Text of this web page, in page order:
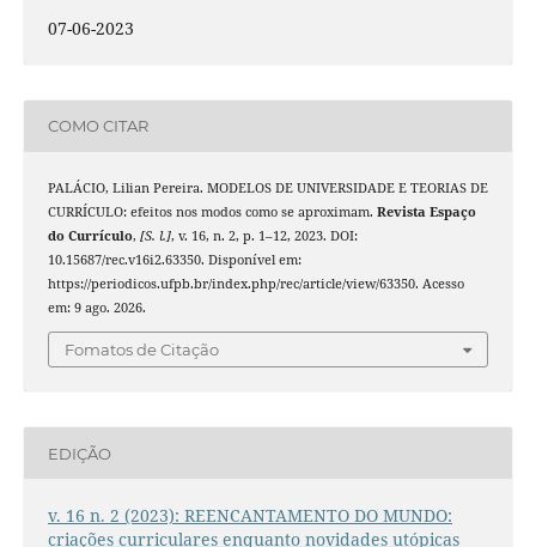
07-06-2023
COMO CITAR
PALÁCIO, Lilian Pereira. MODELOS DE UNIVERSIDADE E TEORIAS DE
CURRÍCULO: efeitos nos modos como se aproximam. Revista Espaço
do Currículo, [S. l.], v. 16, n. 2, p. 1–12, 2023. DOI:
10.15687/rec.v16i2.63350. Disponível em:
https://periodicos.ufpb.br/index.php/rec/article/view/63350. Acesso
em: 9 ago. 2026.
Fomatos de Citação
EDIÇÃO
v. 16 n. 2 (2023): REENCANTAMENTO DO MUNDO:
criações curriculares enquanto novidades utópicas